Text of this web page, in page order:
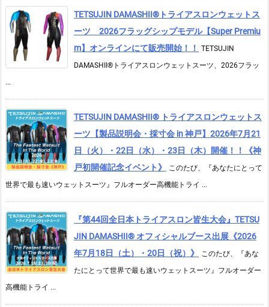
TETSUJIN DAMASHII®︎トライアスロンウェットス
ーツ 2026フラッグシップモデル【Super Premiu
m】オンラインにて販売開始！！
TETSUJIN
DAMASHII®トライアスロンウェットスーツ、2026フラッ
...
TETSUJIN DAMASHII® トライアスロンウェットス
ーツ【製品説明会・採寸会 in 神戸】2026年7月21
日（火）・22日（水）・23日（木）開催！！《神
戸初開催記念イベント》
このたび、『あなたにとって
世界で最も速いウェットスーツ』フルオーダー高機能トライ ...
『第44回全日本トライアスロン皆生大会』TETSU
JIN DAMASHII® オフィシャルブース出展《2026
年7月18日（土）・20日（祝）》
このたび、『あな
たにとって世界で最も速いウェットスーツ』フルオーダー
高機能トライ ...